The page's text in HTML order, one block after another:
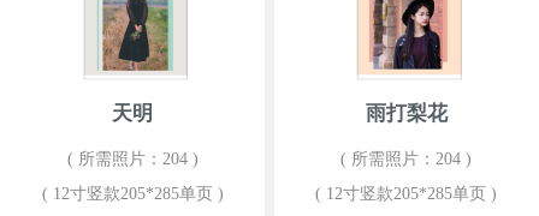
天明
( 所需照片：204 )
( 12寸竖款205*285单页 )
雨打梨花
( 所需照片：204 )
( 12寸竖款205*285单页 )